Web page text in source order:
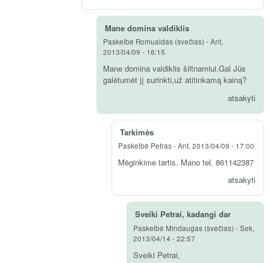
Mane domina valdiklis
Paskelbė Romualdas (svečias) -Ant,
2013/04/09 - 16:15
Mane domina valdiklis šiltnamiui.Gal Jūs
galėtumėt jį surinkti,už atitinkamą kainą?
atsakyti
Tarkimės
Paskelbė Petras-Ant, 2013/04/09 - 17:00
Mėginkime tartis. Mano tel. 861142387
atsakyti
Sveiki Petrai, kadangi dar
Paskelbė Mindaugas (svečias) -Sek,
2013/04/14 - 22:57
Sveiki Petrai,